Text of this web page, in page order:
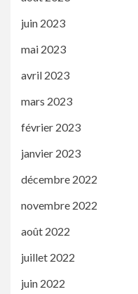
juin 2023
mai 2023
avril 2023
mars 2023
février 2023
janvier 2023
décembre 2022
novembre 2022
août 2022
juillet 2022
juin 2022